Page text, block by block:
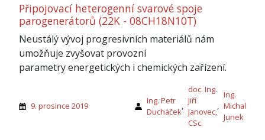
Připojovací heterogenní svarové spoje
parogenerátorů (22K - 08CH18N10T)
Neustálý vývoj progresivních materiálů nám
umožňuje zvyšovat provozní
parametry energetických i chemických zařízení.
9. prosince 2019
Ing. Petr
Ducháček
,
doc. Ing.
Jiří
Janovec,
CSc.
,
Ing.
Michal
Junek